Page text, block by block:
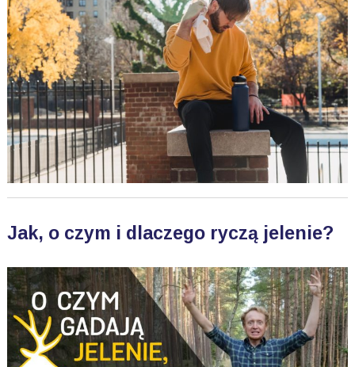
Jak, o czym i dlaczego ryczą jelenie?